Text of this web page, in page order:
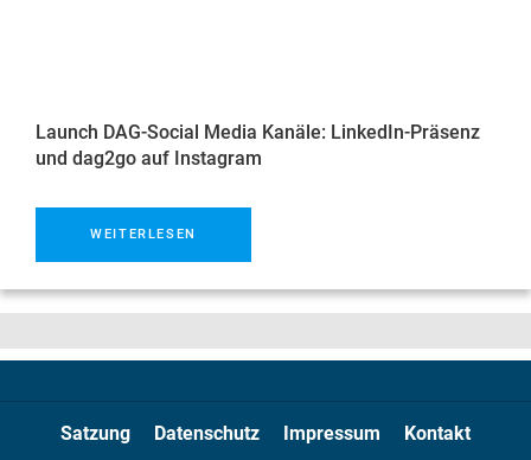
Launch DAG-Social Media Kanäle: LinkedIn-Präsenz
und dag2go auf Instagram
WEITERLESEN
Satzung Datenschutz Impressum Kontakt